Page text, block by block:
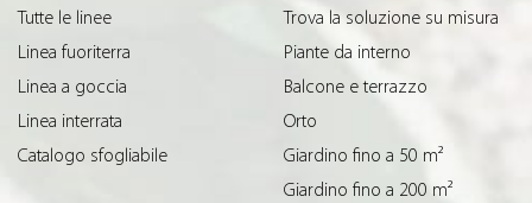
Tutte le linee
Linea fuoriterra
Linea a goccia
Linea interrata
Catalogo sfogliabile
Trova la soluzione su misura
Piante da interno
Balcone e terrazzo
Orto
Giardino fino a 50 m²
Giardino fino a 200 m²